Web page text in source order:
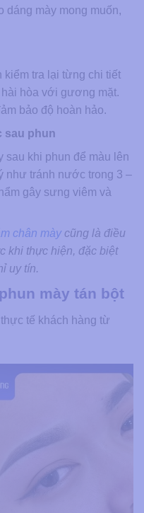
dáng mày mong muốn,
kiểm tra lại từng chi tiết
hòa với gương mặt.
bảo độ hoàn hảo.
sau phun
sau khi phun để màu lên
như tránh nước trong 3 –
gây sưng viêm và
chân màycũng là điều
khi thực hiện, đặc biệt
uy tín.
mày tán bột
tế khách hàng từ